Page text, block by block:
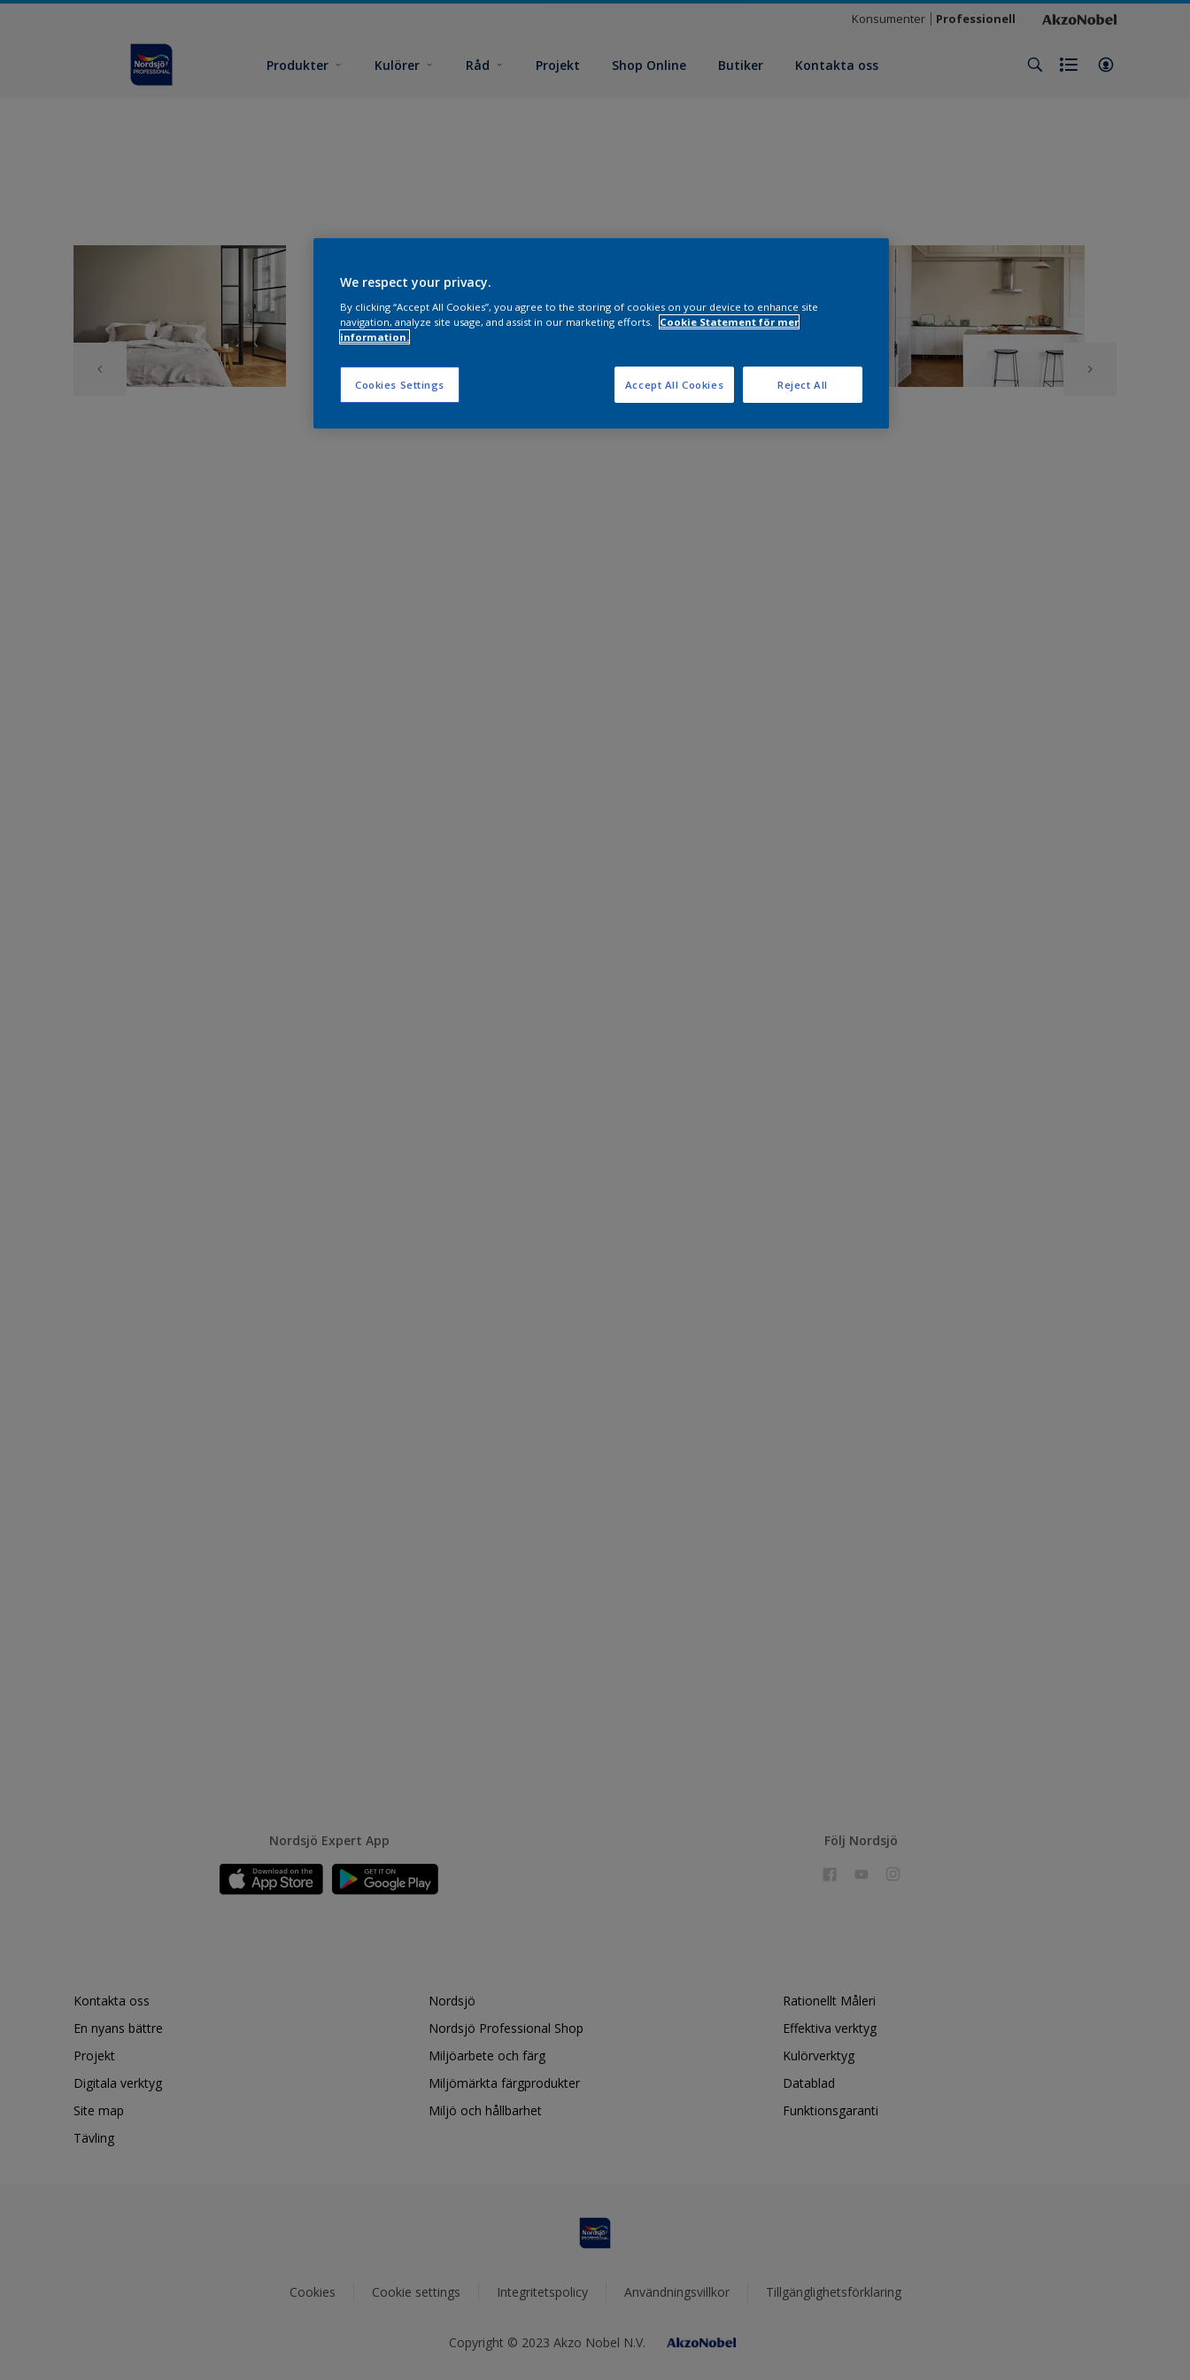
Konsumenter Professionell
Produkter Kulörer Råd Projekt Shop Online Butiker Kontakta oss
Nordsjö Expert App Följ Nordsjö
Kontakta oss
En nyans bättre
Projekt
Digitala verktyg
Site map
Tävling
Nordsjö
Nordsjö Professional Shop
Miljöarbete och färg
Miljömärkta färgprodukter
Miljö och hållbarhet
Rationellt Måleri
Effektiva verktyg
Kulörverktyg
Datablad
Funktionsgaranti
Cookies Cookie settings Integritetspolicy Användningsvillkor Tillgänglighetsförklaring
Copyright © 2023 Akzo Nobel N.V.
We respect your privacy.
By clicking “Accept All Cookies”, you agree to the storing of cookies on your device to enhance site
navigation, analyze site usage, and assist in our marketing efforts.
Cookie Statement för mer
information.
Cookies Settings Reject All
Accept All Cookies